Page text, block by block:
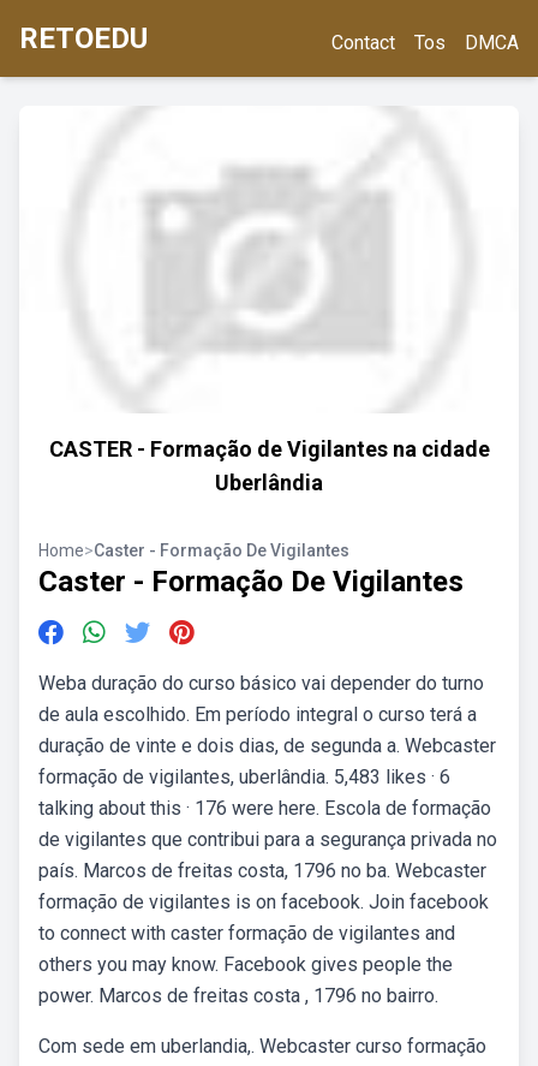
RETOEDU Contact Tos DMCA
CASTER - Formação de Vigilantes na cidade
Uberlândia
Home>Caster - Formação De Vigilantes
Caster - Formação De Vigilantes
Weba duração do curso básico vai depender do turno
de aula escolhido. Em período integral o curso terá a
duração de vinte e dois dias, de segunda a. Webcaster
formação de vigilantes, uberlândia. 5,483 likes · 6
talking about this · 176 were here. Escola de formação
de vigilantes que contribui para a segurança privada no
país. Marcos de freitas costa, 1796 no ba. Webcaster
formação de vigilantes is on facebook. Join facebook
to connect with caster formação de vigilantes and
others you may know. Facebook gives people the
power. Marcos de freitas costa , 1796 no bairro.
Com sede em uberlandia,. Webcaster curso formação